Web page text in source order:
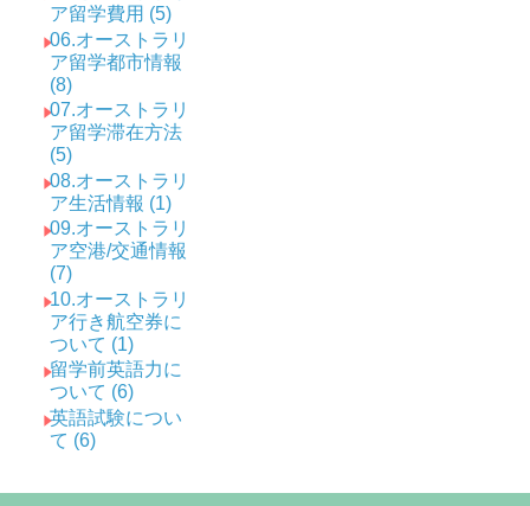
ア留学費用 (5)
06.オーストラリ
ア留学都市情報
(8)
07.オーストラリ
ア留学滞在方法
(5)
08.オーストラリ
ア生活情報 (1)
09.オーストラリ
ア空港/交通情報
(7)
10.オーストラリ
ア行き航空券に
ついて (1)
留学前英語力に
ついて (6)
英語試験につい
て (6)